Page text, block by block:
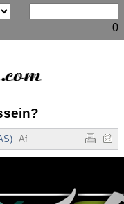
0
Affichages : 5078